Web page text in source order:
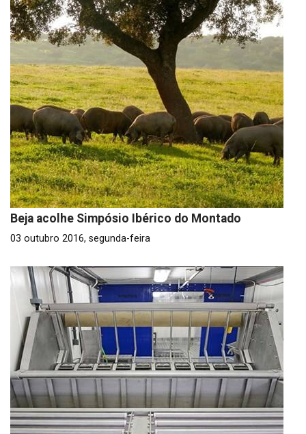
Beja acolhe Simpósio Ibérico do Montado
03 outubro 2016, segunda-feira